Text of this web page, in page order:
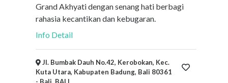
Grand Akhyati dengan senang hati berbagi
rahasia kecantikan dan kebugaran.
Info Detail
Jl. Bumbak Dauh No.42, Kerobokan, Kec.
Kuta Utara, Kabupaten Badung, Bali 80361